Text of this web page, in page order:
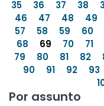
35
36 37 38
46
47 48 49
57
58 59 60
68
69 70 71
79
80 81 82
90
91 92 93
Por assunto